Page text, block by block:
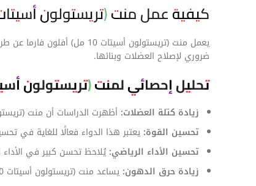
كيفية عمل منت (تريستولون أسيتات 10 مل) أفيلون
يعمل منت (تريستولون
ضروري لإصلاح العضلات وبنائها.
تحليل إحصائي لمنت (تريستولون أسيتات 10 مل) أفلون فارما في
زيادة كتلة العضلات: أظهرت الدراسات أن منت (تريستولون أسيتات 10 مل) أفلون فارما يمكن أن يزيد كتلة العضلات بشكل ملحوظ،
تحسين القوة: يعتبر هذا الدواء فعالًا للغاية في تحسين
تحسين الأداء الرياضي: يُلاحظ تحسن كبير في الأداء
زيادة حرق الدهون: يساعد منت (تريستولون أسيتات 10 مل) أفلون فارما على حرق الدهون بشكل أكثر كفاءة، مما يؤدي إلى تحسين مظهر الجسم.